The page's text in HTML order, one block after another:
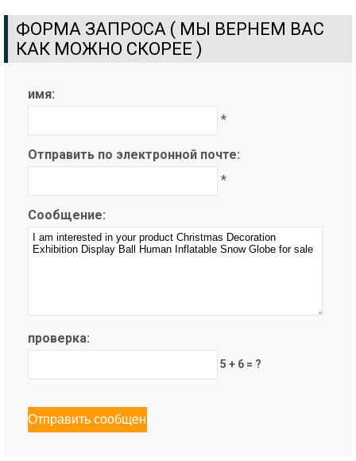
ФОРМА ЗАПРОСА ( МЫ ВЕРНЕМ ВАС
КАК МОЖНО СКОРЕЕ )
имя:
*
Отправить по электронной почте:
*
Сообщение:
проверка:
5 + 6 = ?